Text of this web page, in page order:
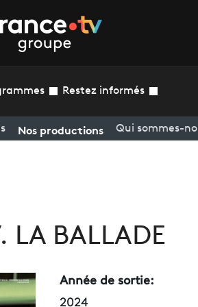
Restez informés
Nos productions Qui sommes-
LA BALLADE
Année de sortie:
2024